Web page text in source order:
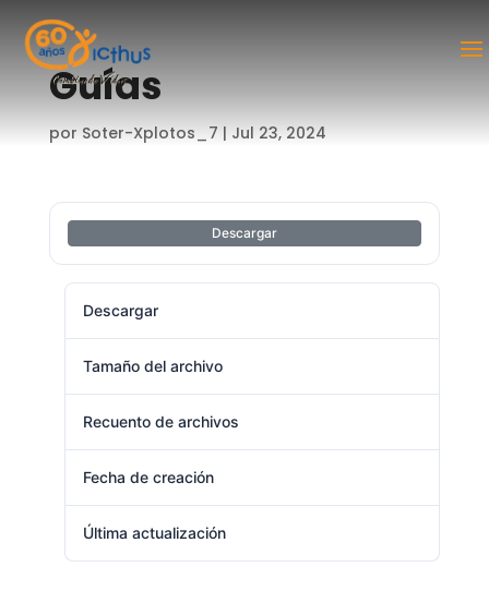
Guías
por Soter-Xplotos_7 | Jul 23, 2024
Descargar
Descargar
Tamaño del archivo
Recuento de archivos
Fecha de creación
Última actualización